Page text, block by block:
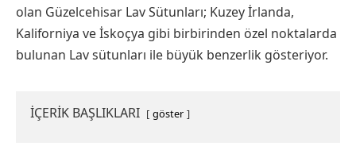
olan Güzelcehisar Lav Sütunları; Kuzey İrlanda,
Kaliforniya ve İskoçya gibi birbirinden özel noktalarda
bulunan Lav sütunları ile büyük benzerlik gösteriyor.
İÇERİK BAŞLIKLARI göster